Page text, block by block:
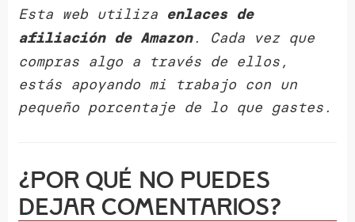
Esta web utiliza enlaces de
afiliación de Amazon. Cada vez que
compras algo a través de ellos,
estás apoyando mi trabajo con un
pequeño porcentaje de lo que gastes.
¿Por qué NO puedes
dejar comentarios?